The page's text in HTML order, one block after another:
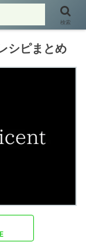
シピまとめ
検索